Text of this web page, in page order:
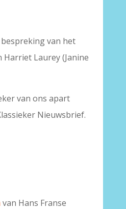
bespreking van het
Harriet Laurey (Janine
van ons apart
Nieuwsbrief.
van Hans Franse